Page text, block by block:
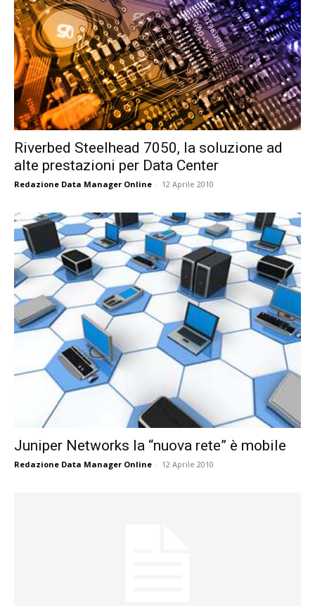
Riverbed Steelhead 7050, la soluzione ad
alte prestazioni per Data Center
Redazione Data Manager Online - 12 Aprile 2010
Juniper Networks la “nuova rete” è mobile
Redazione Data Manager Online - 12 Aprile 2010